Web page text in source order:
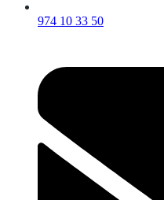
974 10 33 50